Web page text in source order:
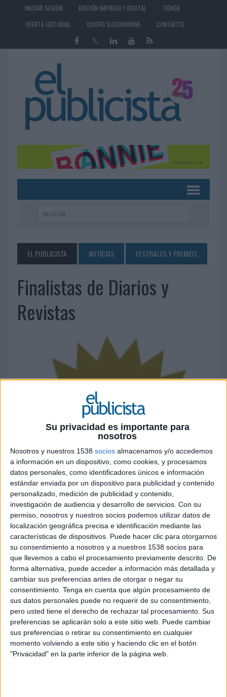
Su privacidad es importante para
nosotros
Nosotros y nuestros 1538 socios almacenamos y/o accedemos
a información en un dispositivo, como cookies, y procesamos
datos personales, como identificadores únicos e información
estándar enviada por un dispositivo para publicidad y contenido
personalizado, medición de publicidad y contenido,
investigación de audiencia y desarrollo de servicios. Con su
permiso, nosotros y nuestros socios podemos utilizar datos de
localización geográfica precisa e identificación mediante las
características de dispositivos. Puede hacer clic para otorgarnos
su consentimiento a nosotros y a nuestros 1538 socios para
que llevemos a cabo el procesamiento previamente descrito. De
forma alternativa, puede acceder a información más detallada y
cambiar sus preferencias antes de otorgar o negar su
consentimiento. Tenga en cuenta que algún procesamiento de
sus datos personales puede no requerir de su consentimiento,
pero usted tiene el derecho de rechazar tal procesamiento. Sus
preferencias se aplicarán solo a este sitio web. Puede cambiar
sus preferencias o retirar su consentimiento en cualquier
momento volviendo a este sitio y haciendo clic en el botón
"Privacidad" en la parte inferior de la página web.
INICIAR SESIÓN EDICIÓN IMPRESA Y DIGITAL
TIENDA
OFERTA EDITORIAL
QUIERO SUSCRIBIRME CONTACTO
EL PUBLICISTA NOTICIAS FESTIVALES Y PREMIOS
Finalistas de Diarios y
Revistas
27 DE MAYO DE 2011
Almap BBDO es la agencia con mayor número de
trabajos en a lista corta de esta sección.
Un total de 43 trabajos optan a premio dentro de la sección de diaros y revistas de
El Sol 2011. La agencia brasileña Almap BBDO cuenta con siete trabajos en la
lista corta, lo que la sitúa por delante de Ogilvy México (cuatro finalistas), JWT
España o Basat Ogilvy (con tres campañas en lista corta cada una).
Todos los finalistas de la sección en el documento adjunto a esta información.